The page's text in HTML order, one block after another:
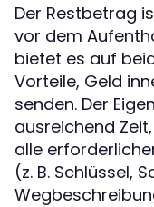
Der Restbetrag
vor dem
bietet es auf
Vorteile, Geld
senden. Der
ausreichend
alle
(z. B. Schlüssel,